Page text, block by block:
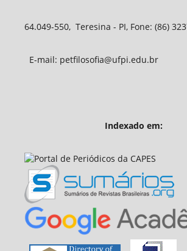
64.049-550, Teresina - PI, Fone: (86)
E-mail: petfilosofia@ufpi.edu.br
Indexado em: